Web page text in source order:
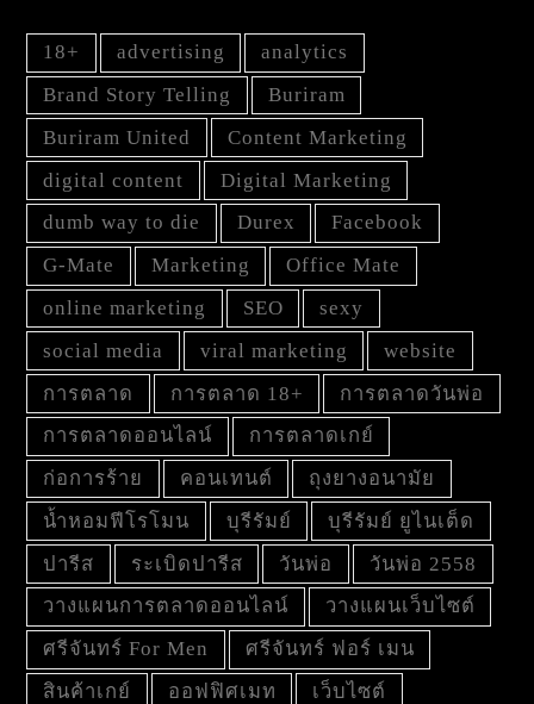
18+ advertising
analytics
Brand Story Telling
Buriram
Buriram United
Content Marketing
digital content
Digital Marketing
dumb way to die
Durex
Facebook
G-Mate
Marketing
Office Mate
online marketing
SEO
sexy
social media
viral marketing
website
การตลาด
การตลาด 18+
การตลาดวันพ่อ
การตลาดออนไลน์
การตลาดเกย์
ก่อการร้าย
คอนเทนต์
ถุงยางอนามัย
น้ำหอมฟีโรโมน
บุรีรัมย์
บุรีรัมย์ ยูไนเต็ด
ปารีส
ระเบิดปารีส วันพ่อ
วันพ่อ 2558
วางแผนการตลาดออนไลน์
วางแผนเว็บไซต์
ศรีจันทร์ For Men
ศรีจันทร์ ฟอร์ เมน
สินค้าเกย์
ออฟฟิศเมท
เว็บไซต์